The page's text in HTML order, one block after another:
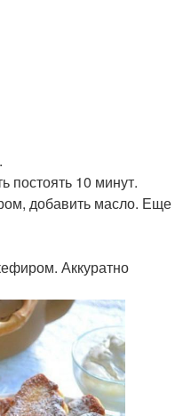
постоять 10 минут.
добавить масло. Еще
Аккуратно